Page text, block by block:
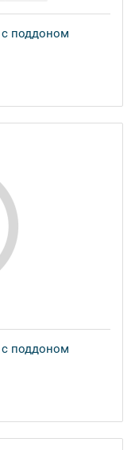
с поддоном
с поддоном